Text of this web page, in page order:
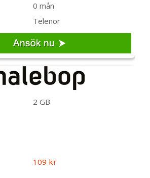
0 mån
Telenor
2 GB
109 kr